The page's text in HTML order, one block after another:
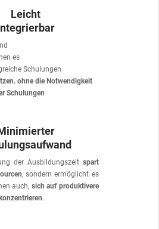
Leicht
es
Schulungen
ohne die Notwendigkeit
Schulungen
der Ausbildungszeit spart
, sondern ermöglicht es
auch, sich auf produktivere
.